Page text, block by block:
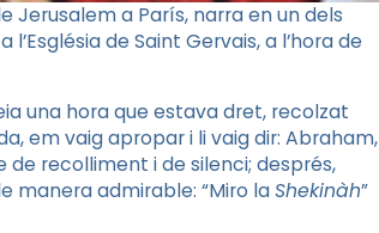
Jerusalem a París, narra en un dels
de Saint Gervais, a l’hora de
una hora que estava dret, recolzat
em vaig apropar i li vaig dir: Abraham,
recolliment i de silenci; després,
manera admirable: “Miro laShekinàh”